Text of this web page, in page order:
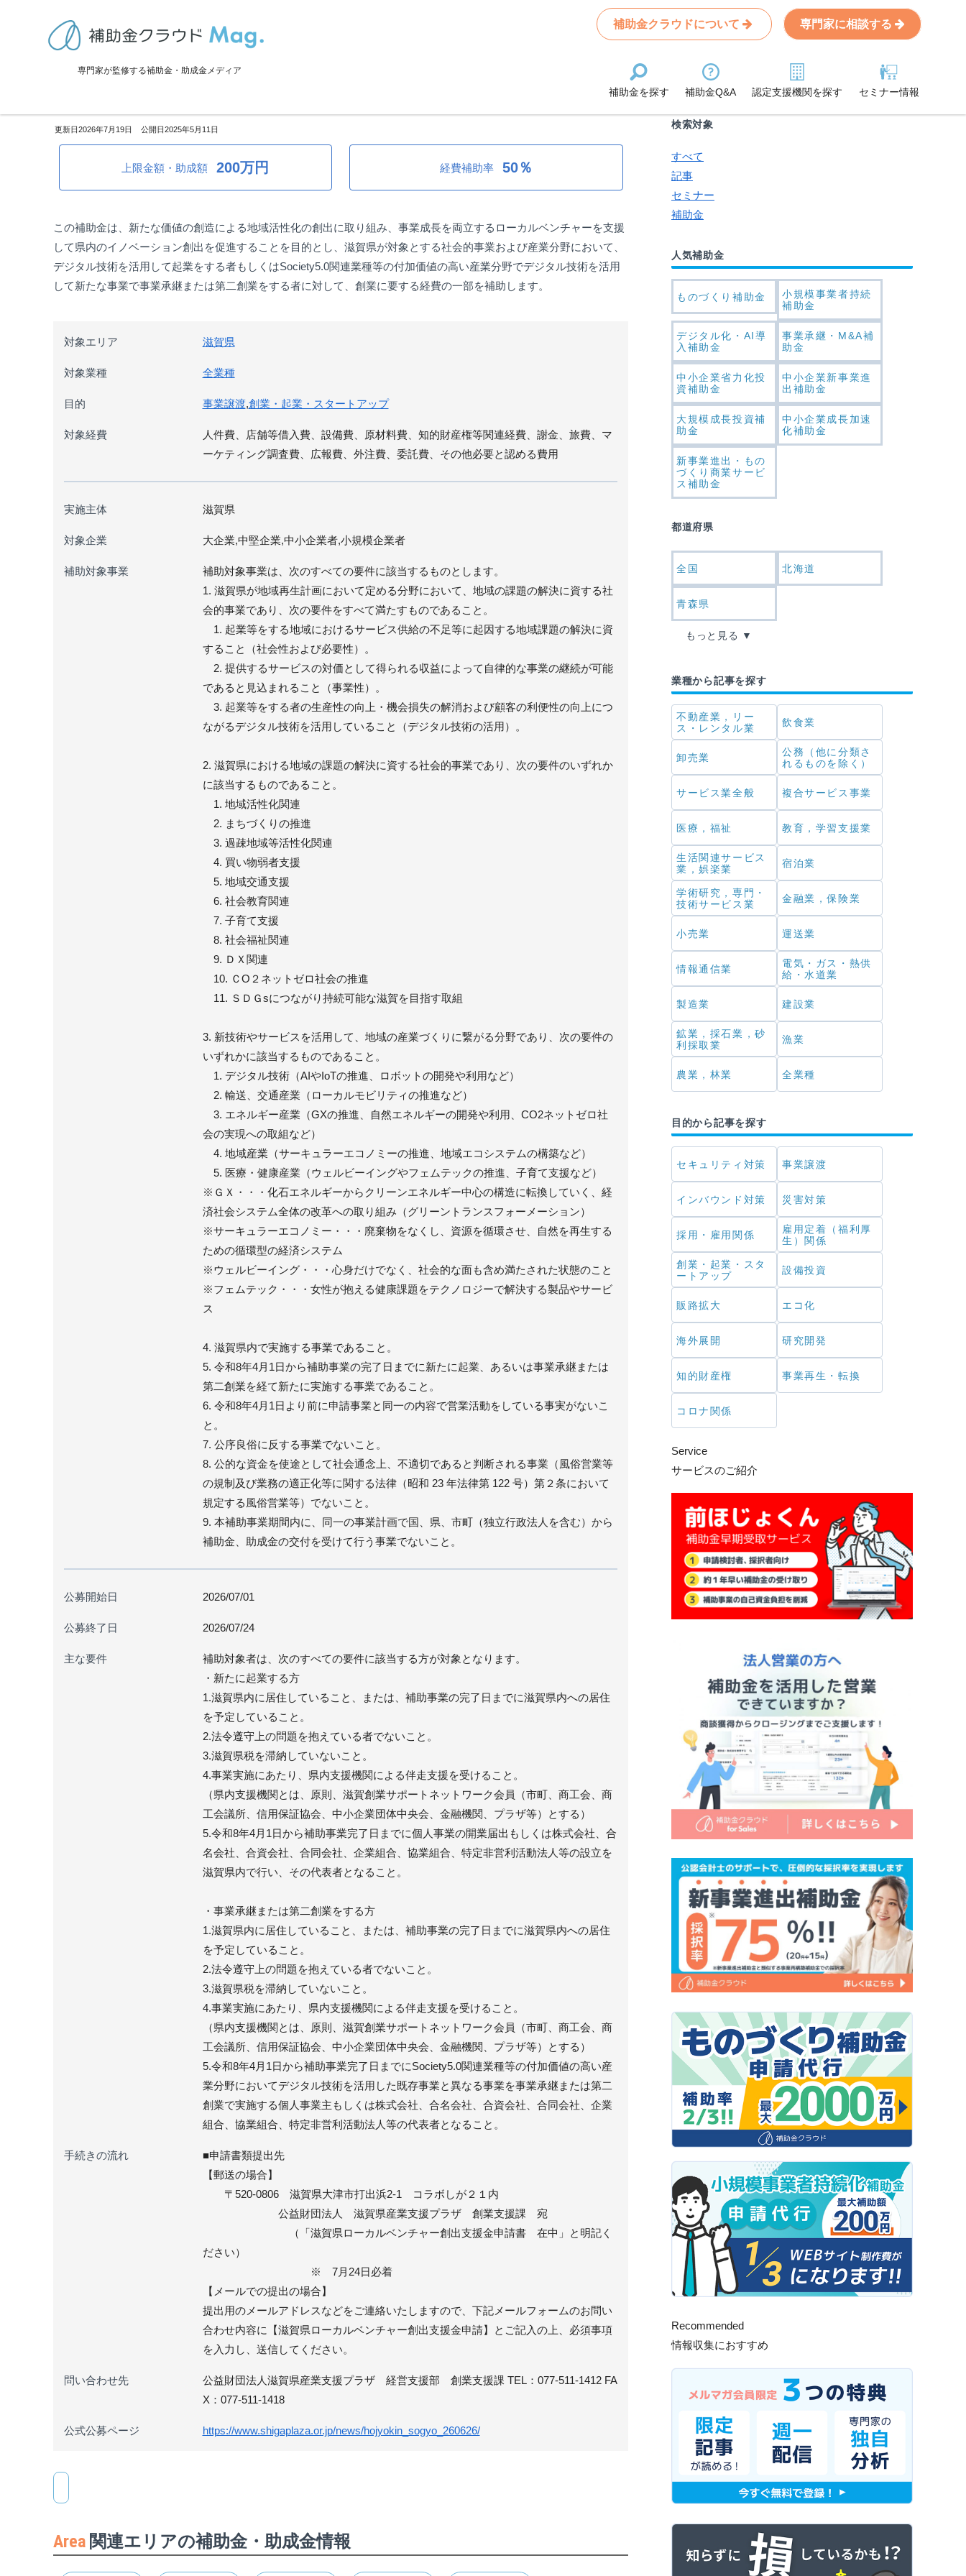
専門家が監修する補助金・助成金メディア
補助金クラウドについて 専門家に相談する
補助金を探す 補助金Q&A 認定支援機関を探す セミナー情報
>補助金・助成金詳細
2026年7月19日 2025年5月11日
上限金額・助成額 200万円 経費補助率 50％
この補助金は、新たな価値の創造による地域活性化の創出に取り組み、事業成長を両立するローカルベンチャーを支援
して県内のイノベーション創出を促進することを目的とし、滋賀県が対象とする社会的事業および産業分野において、
デジタル技術を活用して起業をする者もしくはSociety5.0関連業種等の付加価値の高い産業分野でデジタル技術を活用
して新たな事業で事業承継または第二創業をする者に対して、創業に要する経費の一部を補助します。
対象エリア 滋賀県
対象業種 全業種
目的 事業譲渡,創業・起業・スタートアップ
対象経費
人件費、店舗等借入費、設備費、原材料費、知的財産権等関連経費、謝金、旅費、マ
ーケティング調査費、広報費、外注費、委託費、その他必要と認める費用
実施主体 滋賀県
対象企業 大企業,中堅企業,中小企業者,小規模企業者
補助対象事業
補助対象事業は、次のすべての要件に該当するものとします。
1. 滋賀県が地域再生計画において定める分野において、地域の課題の解決に資する社
会的事業であり、次の要件をすべて満たすものであること。
1. 起業等をする地域におけるサービス供給の不足等に起因する地域課題の解決に資
すること（社会性および必要性）。
2. 提供するサービスの対価として得られる収益によって自律的な事業の継続が可能
であると見込まれること（事業性）。
3. 起業等をする者の生産性の向上・機会損失の解消および顧客の利便性の向上につ
ながるデジタル技術を活用していること（デジタル技術の活用）。
2. 滋賀県における地域の課題の解決に資する社会的事業であり、次の要件のいずれか
に該当するものであること。
1. 地域活性化関連
2. まちづくりの推進
3. 過疎地域等活性化関連
4. 買い物弱者支援
5. 地域交通支援
6. 社会教育関連
7. 子育て支援
8. 社会福祉関連
9. ＤＸ関連
10. ＣO２ネットゼロ社会の推進
11. ＳＤＧsにつながり持続可能な滋賀を目指す取組
3. 新技術やサービスを活用して、地域の産業づくりに繋がる分野であり、次の要件の
いずれかに該当するものであること。
1. デジタル技術（AIやIoTの推進、ロボットの開発や利用など）
2. 輸送、交通産業（ローカルモビリティの推進など）
3. エネルギー産業（GXの推進、自然エネルギーの開発や利用、CO2ネットゼロ社
会の実現への取組など）
4. 地域産業（サーキュラーエコノミーの推進、地域エコシステムの構築など）
5. 医療・健康産業（ウェルビーイングやフェムテックの推進、子育て支援など）
※ＧＸ・・・化石エネルギーからクリーンエネルギー中心の構造に転換していく、経
済社会システム全体の改革への取り組み（グリーントランスフォーメーション）
※サーキュラーエコノミー・・・廃棄物をなくし、資源を循環させ、自然を再生する
ための循環型の経済システム
※ウェルビーイング・・・心身だけでなく、社会的な面も含め満たされた状態のこと
※フェムテック・・・女性が抱える健康課題をテクノロジーで解決する製品やサービ
ス
4. 滋賀県内で実施する事業であること。
5. 令和8年4月1日から補助事業の完了日までに新たに起業、あるいは事業承継または
第二創業を経て新たに実施する事業であること。
6. 令和8年4月1日より前に申請事業と同一の内容で営業活動をしている事実がないこ
と。
7. 公序良俗に反する事業でないこと。
8. 公的な資金を使途として社会通念上、不適切であると判断される事業（風俗営業等
の規制及び業務の適正化等に関する法律（昭和 23 年法律第 122 号）第２条において
規定する風俗営業等）でないこと。
9. 本補助事業期間内に、同一の事業計画で国、県、市町（独立行政法人を含む）から
補助金、助成金の交付を受けて行う事業でないこと。
公募開始日 2026/07/01
公募終了日 2026/07/24
主な要件
補助対象者は、次のすべての要件に該当する方が対象となります。
・新たに起業する方
1.滋賀県内に居住していること、または、補助事業の完了日までに滋賀県内への居住
を予定していること。
2.法令遵守上の問題を抱えている者でないこと。
3.滋賀県税を滞納していないこと。
4.事業実施にあたり、県内支援機関による伴走支援を受けること。
（県内支援機関とは、原則、滋賀創業サポートネットワーク会員（市町、商工会、商
工会議所、信用保証協会、中小企業団体中央会、金融機関、プラザ等）とする）
5.令和8年4月1日から補助事業完了日までに個人事業の開業届出もしくは株式会社、合
名会社、合資会社、合同会社、企業組合、協業組合、特定非営利活動法人等の設立を
滋賀県内で行い、その代表者となること。
・事業承継または第二創業をする方
1.滋賀県内に居住していること、または、補助事業の完了日までに滋賀県内への居住
を予定していること。
2.法令遵守上の問題を抱えている者でないこと。
3.滋賀県税を滞納していないこと。
4.事業実施にあたり、県内支援機関による伴走支援を受けること。
（県内支援機関とは、原則、滋賀創業サポートネットワーク会員（市町、商工会、商
工会議所、信用保証協会、中小企業団体中央会、金融機関、プラザ等）とする）
5.令和8年4月1日から補助事業完了日までにSociety5.0関連業種等の付加価値の高い産
業分野においてデジタル技術を活用した既存事業と異なる事業を事業承継または第二
創業で実施する個人事業主もしくは株式会社、合名会社、合資会社、合同会社、企業
組合、協業組合、特定非営利活動法人等の代表者となること。
手続きの流れ
■申請書類提出先
【郵送の場合】
〒520-0806 滋賀県大津市打出浜2-1 コラボしが２１内
公益財団法人 滋賀県産業支援プラザ 創業支援課 宛
（「滋賀県ローカルベンチャー創出支援金申請書 在中」と明記く
ださい）
※ 7月24日必着
【メールでの提出の場合】
提出用のメールアドレスなどをご連絡いたしますので、下記メールフォームのお問い
合わせ内容に【滋賀県ローカルベンチャー創出支援金申請】とご記入の上、必須事項
を入力し、送信してください。
問い合わせ先
公益財団法人滋賀県産業支援プラザ 経営支援部 創業支援課 TEL：077-511-1412 FA
X：077-511-1418
公式公募ページ https://www.shigaplaza.or.jp/news/hojyokin_sogyo_260626/
Area 関連エリアの補助金・助成金情報
Search
条件から記事を探す
検索対象
すべて
記事
セミナー
補助金
人気補助金
ものづくり補助金
小規模事業者持続
補助金
デジタル化・AI導
入補助金
事業承継・M&A補
助金
中小企業省力化投
資補助金
中小企業新事業進
出補助金
大規模成長投資補
助金
中小企業成長加速
化補助金
新事業進出・もの
づくり商業サービ
ス補助金
都道府県
全国 北海道
青森県
もっと見る
業種から記事を探す
不動産業，リー
ス・レンタル業
飲食業
卸売業
公務（他に分類さ
れるものを除く）
サービス業全般 複合サービス事業
医療，福祉 教育，学習支援業
生活関連サービス
業，娯楽業
宿泊業
学術研究，専門・
技術サービス業
金融業，保険業
小売業 運送業
情報通信業
電気・ガス・熱供
給・水道業
製造業 建設業
鉱業，採石業，砂
利採取業
漁業
農業，林業 全業種
目的から記事を探す
セキュリティ対策 事業譲渡
インバウンド対策 災害対策
採用・雇用関係
雇用定着（福利厚
生）関係
創業・起業・スタ
ートアップ
設備投資
販路拡大 エコ化
海外展開 研究開発
知的財産権 事業再生・転換
コロナ関係
Service
サービスのご紹介
Recommended
情報収集におすすめ